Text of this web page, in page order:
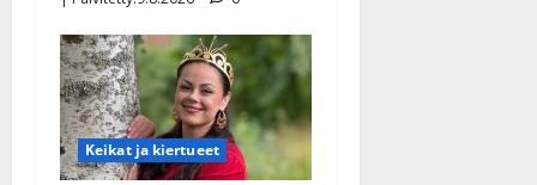
Keikat ja kiertueet